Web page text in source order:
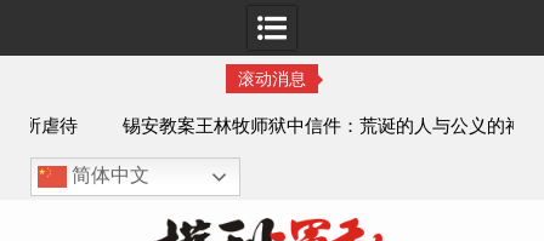
滚动消息
锡安教案王林牧师狱中信件：荒诞的人与公义的神
简体中文